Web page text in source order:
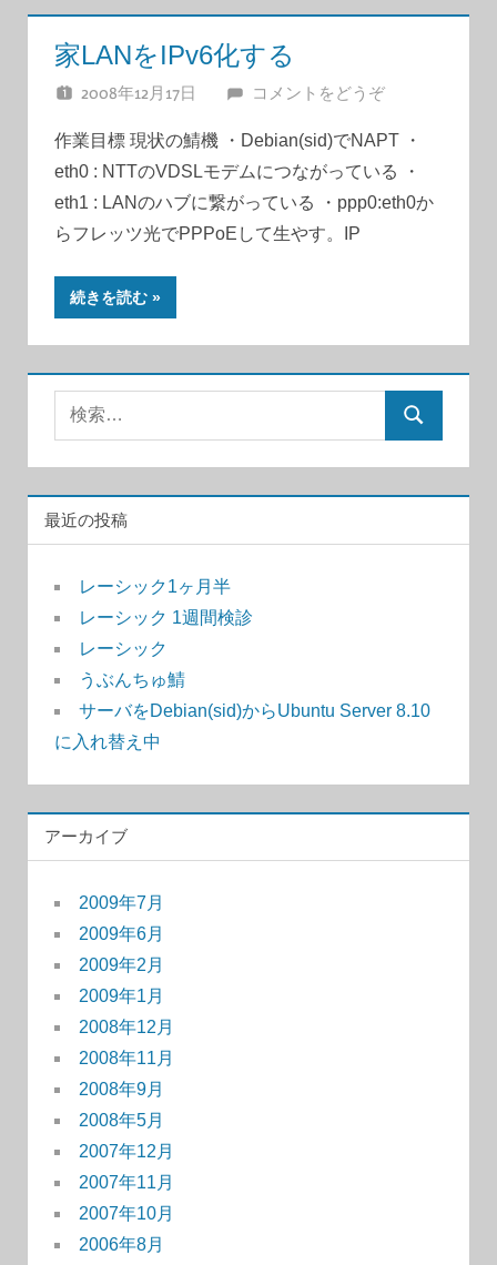
家LANをIPv6化する
2008年12月17日 JUNA
コメントをどうぞ
作業目標 現状の鯖機 ・Debian(sid)でNAPT ・
eth0 : NTTのVDSLモデムにつながっている ・
eth1 : LANのハブに繋がっている ・ppp0:eth0か
らフレッツ光でPPPoEして生やす。IP
続きを読む
索:
検
最近の投稿
レーシック1ヶ月半
レーシック 1週間検診
レーシック
うぶんちゅ鯖
サーバをDebian(sid)からUbuntu Server 8.10
に入れ替え中
アーカイブ
2009年7月
2009年6月
2009年2月
2009年1月
2008年12月
2008年11月
2008年9月
2008年5月
2007年12月
2007年11月
2007年10月
2006年8月